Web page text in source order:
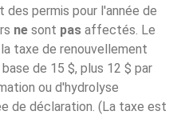
permis pour l'année de
ne sont pas affectés. Le
taxe de renouvellement
de 15 $, plus 12 $ par
ou d'hydrolyse
de déclaration. (La taxe est